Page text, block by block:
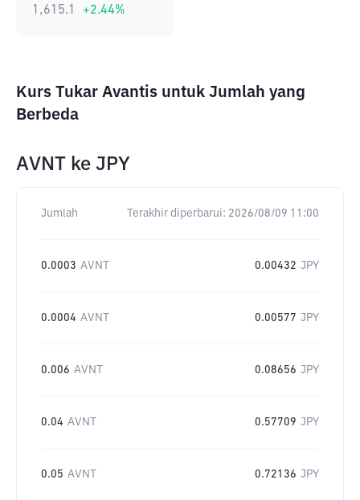
1,615.1 +2.44%
Kurs Tukar Avantis untuk Jumlah yang
Berbeda
AVNT ke JPY
Jumlah Terakhir diperbarui: 2026/08/09 11:00
0.0003 AVNT 0.00432 JPY
0.0004 AVNT 0.00577 JPY
0.006 AVNT 0.08656 JPY
0.04 AVNT 0.57709 JPY
0.05 AVNT 0.72136 JPY